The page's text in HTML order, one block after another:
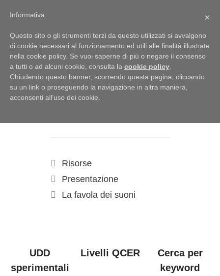
Menu
Piazza del
Campo
Risorse
Presentazione
La favola dei suoni
UDD
sperimentali
Livelli QCER
Cerca per
keyword
×
Informativa
Questo sito o gli strumenti terzi da questo utilizzati si avvalgono
di cookie necessari al funzionamento ed utili alle finalità illustrate
nella cookie policy. Se vuoi saperne di più o negare il consenso
a tutti o ad alcuni cookie, consulta la cookie policy
Chiudendo questo banner, scorrendo questa pagina, cliccando
su un link o proseguendo la navigazione in altra maniera,
acconsenti all’uso dei cookie.